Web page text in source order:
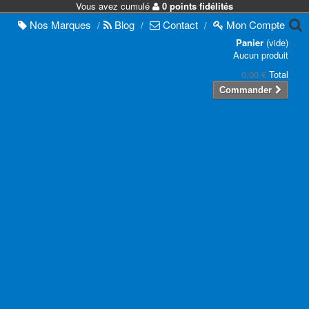
Vous avez cumulé 0 points fidélités
Nos Marques / Blog / Contact / MonCompte
Panier (vide)
Aucun produit
0,00 € Total
Commander